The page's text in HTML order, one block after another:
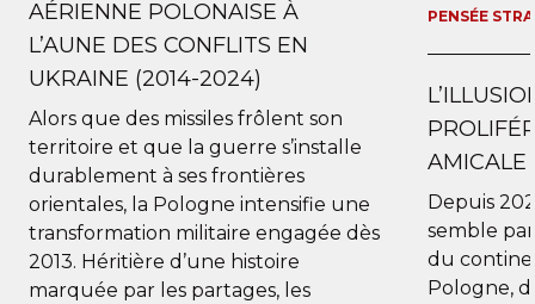
AÉRIENNE POLONAISE À
L’AUNE DES CONFLITS EN
UKRAINE (2014-2024)
Alors que des missiles frôlent son
territoire et que la guerre s’installe
durablement à ses frontières
orientales, la Pologne intensifie une
transformation militaire engagée dès
2013. Héritière d’une histoire
marquée par les partages, les
PENSÉE
AMICALE
Depuis
semble
du
Pologne,